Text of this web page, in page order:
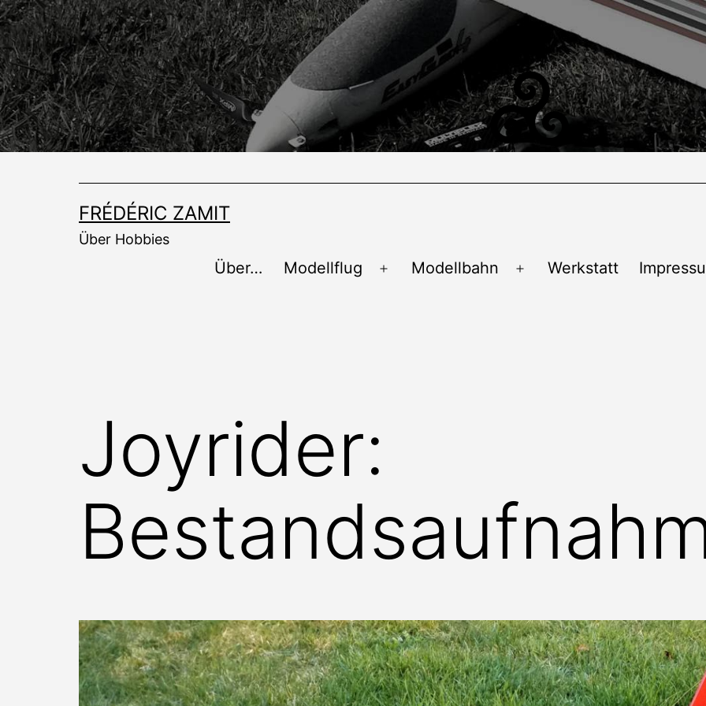
Zum
Inhalt
springen
FRÉDÉRIC ZAMIT
Über Hobbies
Über… Modellflug
Menü
Modellbahn
Menü
Werkstatt
Joyrider: